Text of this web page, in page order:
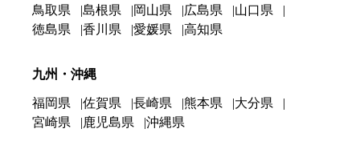
鳥取県 島根県 岡山県 広島県
山口県
徳島県
香川県 愛媛県 高知県
九州・沖縄
福岡県 佐賀県 長崎県 熊本県
大分県
宮崎県
鹿児島県 沖縄県